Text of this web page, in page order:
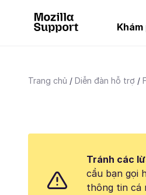
Trang chủ Diễn đàn hỗ trợ
Tránh các
cầu bạn gọi
thông tin cá